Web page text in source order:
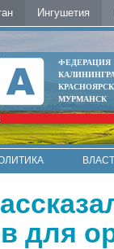
Ингушетия
ФЕДЕРАЦИЯ
КРАСНОЯРСК
МУРМАНСК
для